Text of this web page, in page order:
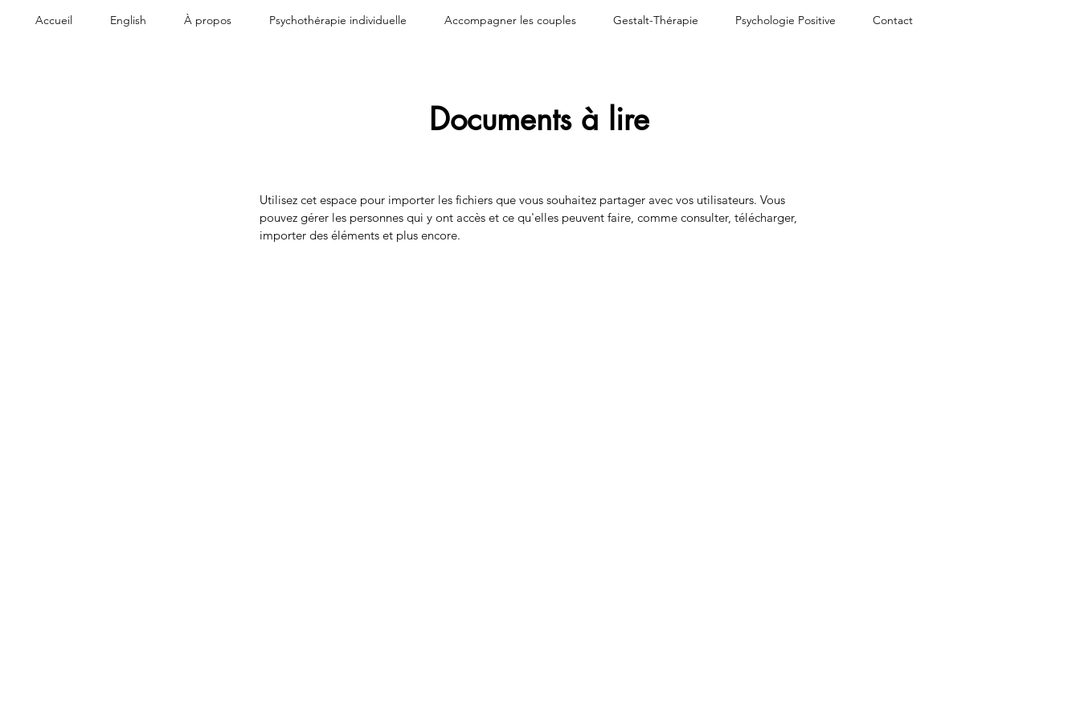
Accueil English À propos Psychothérapie individuelle Accompagner les couples Gestalt-Thérapie Psychologie Positive Contact
Documents à lire
Utilisez cet espace pour importer les fichiers que vous souhaitez partager avec vos utilisateurs. Vous
pouvez gérer les personnes qui y ont accès et ce qu'elles peuvent faire, comme consulter, télécharger,
importer des éléments et plus encore.